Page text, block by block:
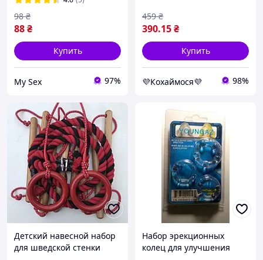
88₴
98 ₴
Купить
My Sex 97%
390.15₴
459 ₴
Купить
💜Кохаймося💜 98%
Детский навесной набор
для шведской стенки
Набор эрекционных
колец для улучшения